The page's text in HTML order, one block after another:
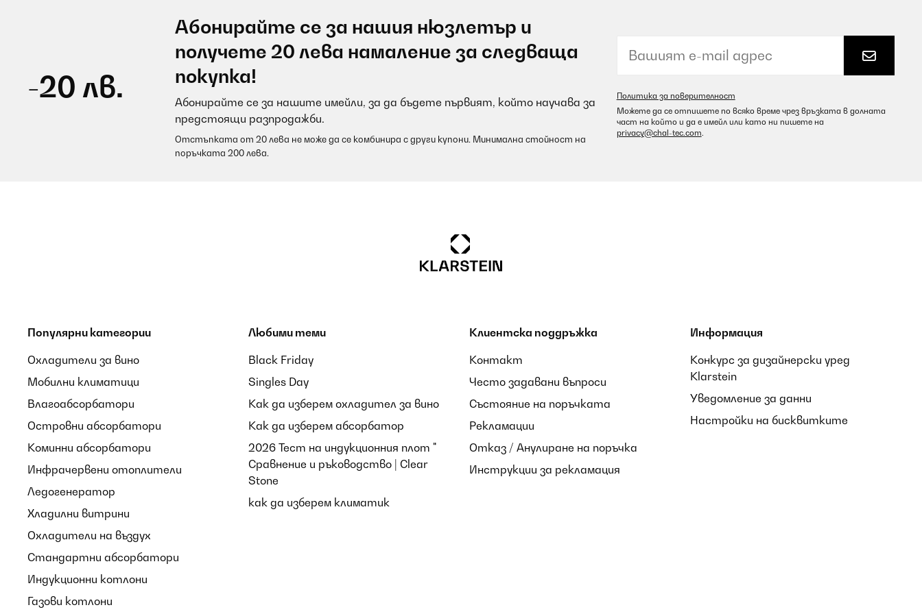
-20 лв.
Абонирайте се за нашия нюзлетър и
получете 20 лева намаление за следваща
покупка!
Абонирайте се за нашите имейли, за да бъдете първият, който научава за
предстоящи разпродажби.
Отстъпката от 20 лева не може да се комбинира с други купони. Минимална стойност на
поръчката 200 лева.
Политика за поверителност
Можете да се отпишете по всяко време чрез връзката в долната
част на който и да е имейл или като ни пишете на
privacy@chal-tec.com.
Популярни категории
Охладители за вино
Мобилни климатици
Влагоабсорбатори
Островни абсорбатори
Коминни абсорбатори
Инфрачервени отоплители
Ледогенератор
Хладилни витрини
Охладители на въздух
Стандартни абсорбатори
Индукционни котлони
Газови котлони
Любими теми
Black Friday
Singles Day
Как да изберем охладител за вино
Как да изберем абсорбатор
2026 Тест на индукционния плот "
Сравнение и ръководство | Clear
Stone
как да изберем климатик
Клиентска поддръжка
Контакт
Често задавани въпроси
Състояние на поръчката
Рекламации
Отказ / Анулиране на поръчка
Инструкции за рекламация
Информация
Конкурс за дизайнерски уред
Klarstein
Уведомление за данни
Настройки на бисквитките